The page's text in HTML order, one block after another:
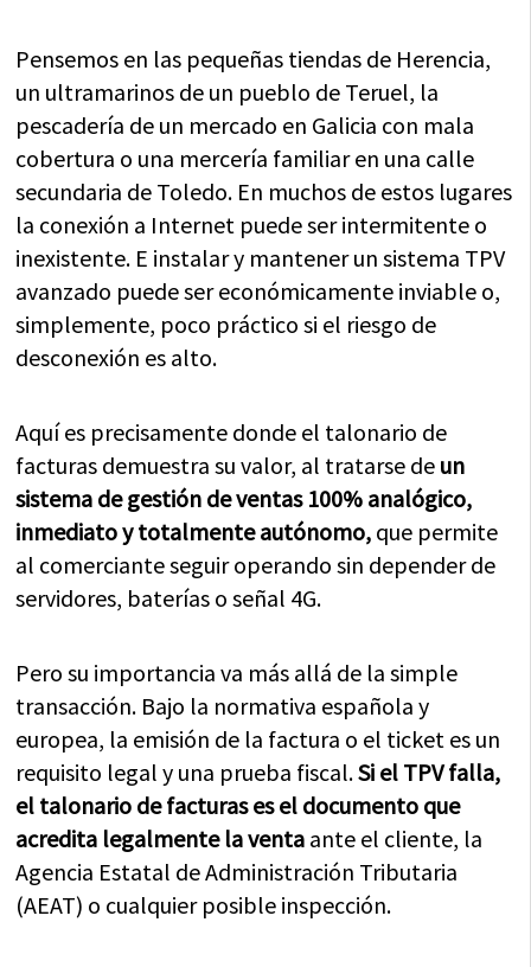
Pensemos en las pequeñas tiendas de Herencia,
un ultramarinos de un pueblo de Teruel, la
pescadería de un mercado en Galicia con mala
cobertura o una mercería familiar en una calle
secundaria de Toledo. En muchos de estos lugares
la conexión a Internet puede ser intermitente o
inexistente. E instalar y mantener un sistema TPV
avanzado puede ser económicamente inviable o,
simplemente, poco práctico si el riesgo de
desconexión es alto.
Aquí es precisamente donde el talonario de
facturas demuestra su valor, al tratarse de un
sistema de gestión de ventas 100% analógico,
inmediato y totalmente autónomo, que permite
al comerciante seguir operando sin depender de
servidores, baterías o señal 4G.
Pero su importancia va más allá de la simple
transacción. Bajo la normativa española y
europea, la emisión de la factura o el ticket es un
requisito legal y una prueba fiscal.Si el TPV falla,
el talonario de facturas es el documento que
acredita legalmente la venta ante el cliente, la
Agencia Estatal de Administración Tributaria
(AEAT) o cualquier posible inspección.